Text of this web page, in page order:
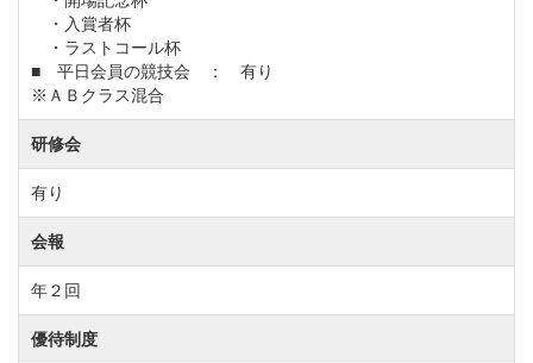
・入賞者杯
・ラストコール杯
■ 平日会員の競技会 ： 有り
※ＡＢクラス混合
研修会
有り
会報
年２回
優待制度